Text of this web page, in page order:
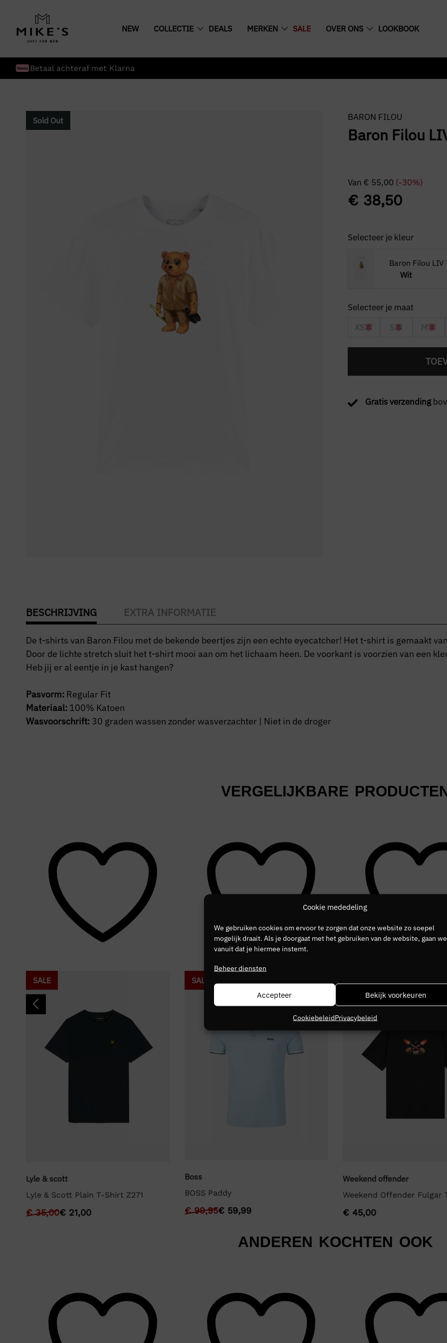
Cookie mededeling
We gebruiken cookies om ervoor te zorgen dat onze website zo soepel
mogelijk draait. Als je doorgaat met het gebruiken van de website, gaan
vanuit dat je hiermee instemt.
Beheer diensten
Accepteer Bekijk voorkeuren
CookiebeleidPrivacybeleid
NEW COLLECTIE DEALS MERKEN SALE OVER ONS LOOKBOOK
Betaal achteraf met Klarna
Sold Out BARON FILOU
Baron Filou
Van € 55,00 (-30%)
€38,50
Selecteer je kleur
Baron Filou LIV
Wit
XS S M
Gratis verzending
BESCHRIJVING EXTRA INFORMATIE
De t-shirts van Baron Filou met de bekende beertjes zijn een echte eyecatcher! Het t-shirt is gemaakt
Door de lichte stretch sluit het t-shirt mooi aan om het lichaam heen. De voorkant is voorzien van een
Heb jij er al eentje in je kast hangen?
Pasvorm: Regular Fit
Materiaal: 100% Katoen
Wasvoorschrift: 30 graden wassen zonder wasverzachter | Niet in de droger
VERGELIJKBARE
SALE
Lyle & scott
Lyle & Scott Plain T-Shirt Z271
€35,00€ 21,00
SALE
Boss
BOSS Paddy
€99,95€59,99
Weekend offender
Weekend Offender Fulgar
€ 45,00
ANDEREN KOCHTEN OOK